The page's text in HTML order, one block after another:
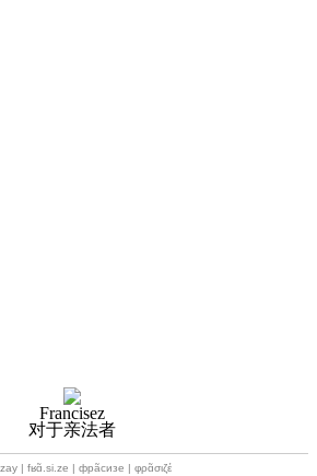
Francisez
对于亲法者
| fʁɑ̃.si.ze | фрãсизе | φρɑ̃σιζέ